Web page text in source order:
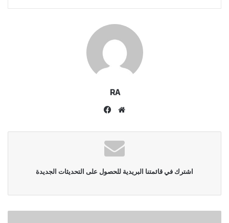
RA
موقع
اشترك في قائمتنا البريدية للحصول على التحديثات الجديدة